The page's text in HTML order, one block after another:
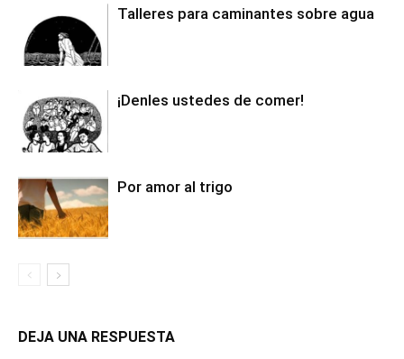
Talleres para caminantes sobre agua
¡Denles ustedes de comer!
Por amor al trigo
DEJA UNA RESPUESTA